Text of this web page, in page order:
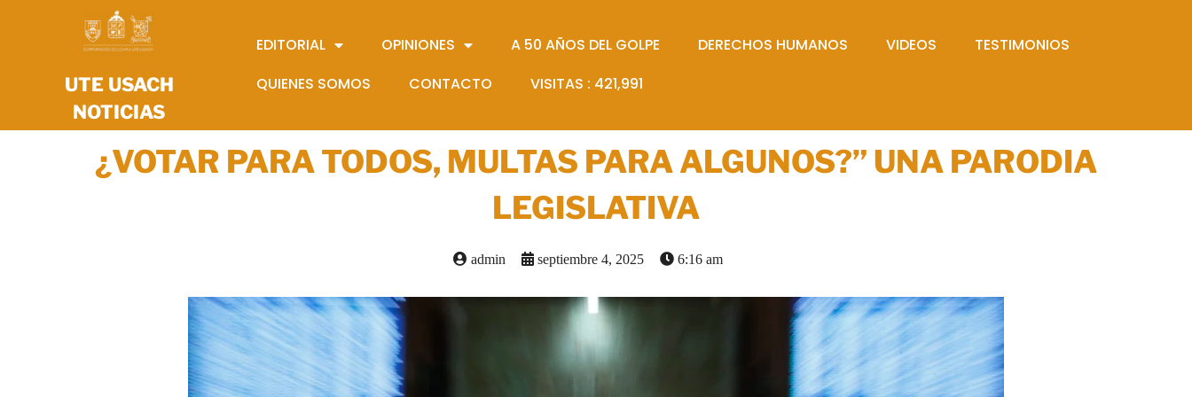
UTE USACH
NOTICIAS
EDITORIAL OPINIONES A 50 AÑOS DEL GOLPE DERECHOS HUMANOS VIDEOS
TESTIMONIOS
QUIENES SOMOS
CONTACTO VISITAS : 421,991
¿VOTAR PARA TODOS, MULTAS PARA ALGUNOS?” UNA PARODIA
LEGISLATIVA
admin septiembre 4, 2025 6:16 am